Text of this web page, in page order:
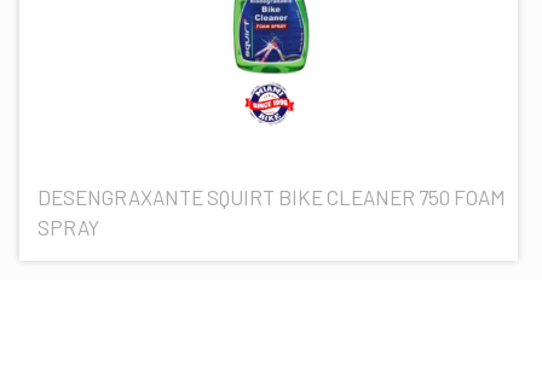
DESENGRAXANTE SQUIRT BIKE CLEANER 750 FOAM
SPRAY